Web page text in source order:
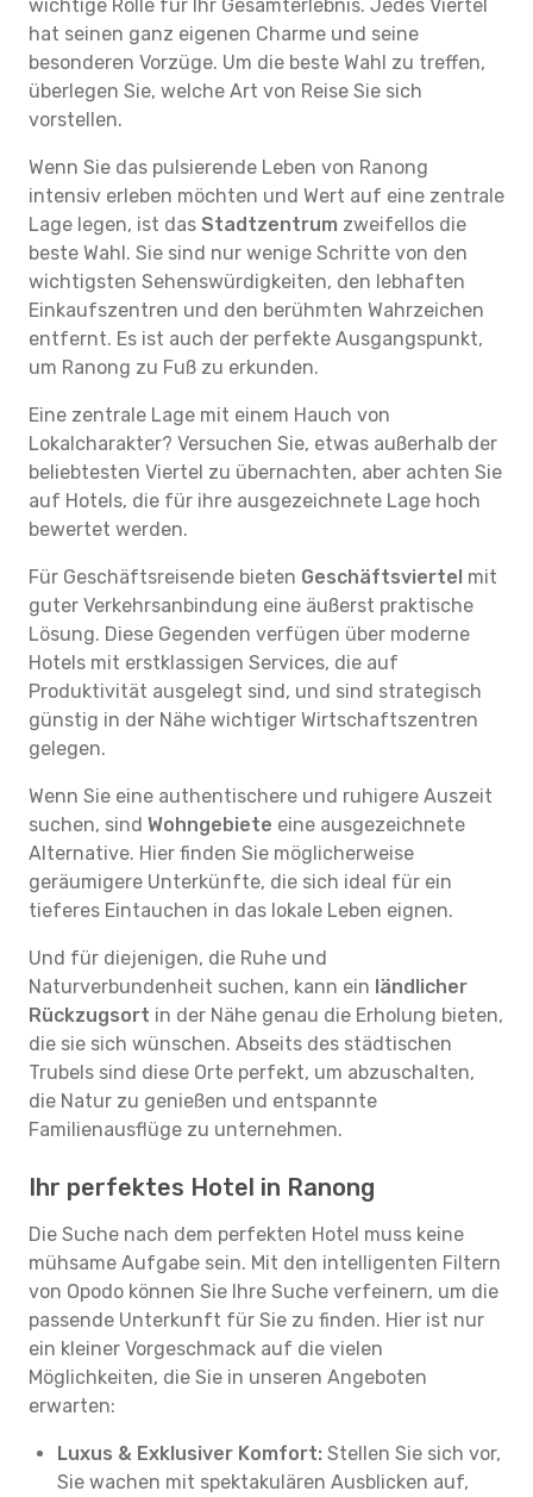
wichtige Rolle für Ihr Gesamterlebnis. Jedes Viertel
hat seinen ganz eigenen Charme und seine
besonderen Vorzüge. Um die beste Wahl zu treffen,
überlegen Sie, welche Art von Reise Sie sich
vorstellen.
Wenn Sie das pulsierende Leben von Ranong
intensiv erleben möchten und Wert auf eine zentrale
Lage legen, ist das Stadtzentrum zweifellos die
beste Wahl. Sie sind nur wenige Schritte von den
wichtigsten Sehenswürdigkeiten, den lebhaften
Einkaufszentren und den berühmten Wahrzeichen
entfernt. Es ist auch der perfekte Ausgangspunkt,
um Ranong zu Fuß zu erkunden.
Eine zentrale Lage mit einem Hauch von
Lokalcharakter? Versuchen Sie, etwas außerhalb der
beliebtesten Viertel zu übernachten, aber achten Sie
auf Hotels, die für ihre ausgezeichnete Lage hoch
bewertet werden.
Für Geschäftsreisende bieten Geschäftsviertel mit
guter Verkehrsanbindung eine äußerst praktische
Lösung. Diese Gegenden verfügen über moderne
Hotels mit erstklassigen Services, die auf
Produktivität ausgelegt sind, und sind strategisch
günstig in der Nähe wichtiger Wirtschaftszentren
gelegen.
Wenn Sie eine authentischere und ruhigere Auszeit
suchen, sind Wohngebiete eine ausgezeichnete
Alternative. Hier finden Sie möglicherweise
geräumigere Unterkünfte, die sich ideal für ein
tieferes Eintauchen in das lokale Leben eignen.
Und für diejenigen, die Ruhe und
Naturverbundenheit suchen, kann ein ländlicher
Rückzugsort in der Nähe genau die Erholung bieten,
die sie sich wünschen. Abseits des städtischen
Trubels sind diese Orte perfekt, um abzuschalten,
die Natur zu genießen und entspannte
Familienausflüge zu unternehmen.
Ihr perfektes Hotel in Ranong
Die Suche nach dem perfekten Hotel muss keine
mühsame Aufgabe sein. Mit den intelligenten Filtern
von Opodo können Sie Ihre Suche verfeinern, um die
passende Unterkunft für Sie zu finden. Hier ist nur
ein kleiner Vorgeschmack auf die vielen
Möglichkeiten, die Sie in unseren Angeboten
erwarten:
Luxus & Exklusiver Komfort: Stellen Sie sich vor,
Sie wachen mit spektakulären Ausblicken auf,